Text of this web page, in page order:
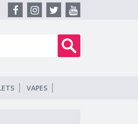
VAPES